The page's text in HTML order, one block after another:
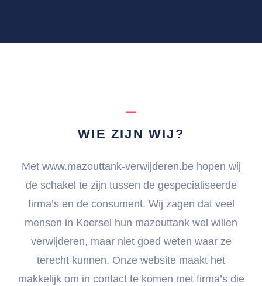
WIE ZIJN WIJ?
Met www.mazouttank-verwijderen.be hopen wij
de schakel te zijn tussen de gespecialiseerde
firma’s en de consument. Wij zagen dat veel
mensen in Koersel hun mazouttank wel willen
verwijderen, maar niet goed weten waar ze
terecht kunnen. Onze website maakt het
makkelijk om in contact te komen met firma’s die